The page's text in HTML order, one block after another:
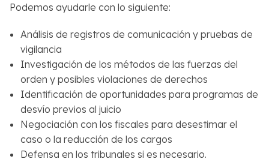
Podemos ayudarle con lo siguiente:
Análisis de registros de comunicación y pruebas de
vigilancia
Investigación de los métodos de las fuerzas del
orden y posibles violaciones de derechos
Identificación de oportunidades para programas de
desvío previos al juicio
Negociación con los fiscales para desestimar el
caso o la reducción de los cargos
Defensa en los tribunales si es necesario.